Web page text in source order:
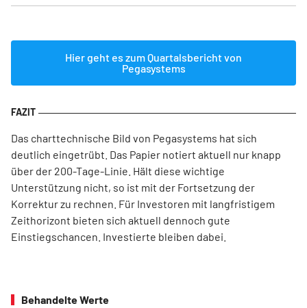
Hier geht es zum Quartalsbericht von
Pegasystems
Das charttechnische Bild von Pegasystems hat sich
deutlich eingetrübt. Das Papier notiert aktuell nur knapp
über der 200-Tage-Linie. Hält diese wichtige
Unterstützung nicht, so ist mit der Fortsetzung der
Korrektur zu rechnen. Für Investoren mit langfristigem
Zeithorizont bieten sich aktuell dennoch gute
Einstiegschancen. Investierte bleiben dabei.
Behandelte Werte